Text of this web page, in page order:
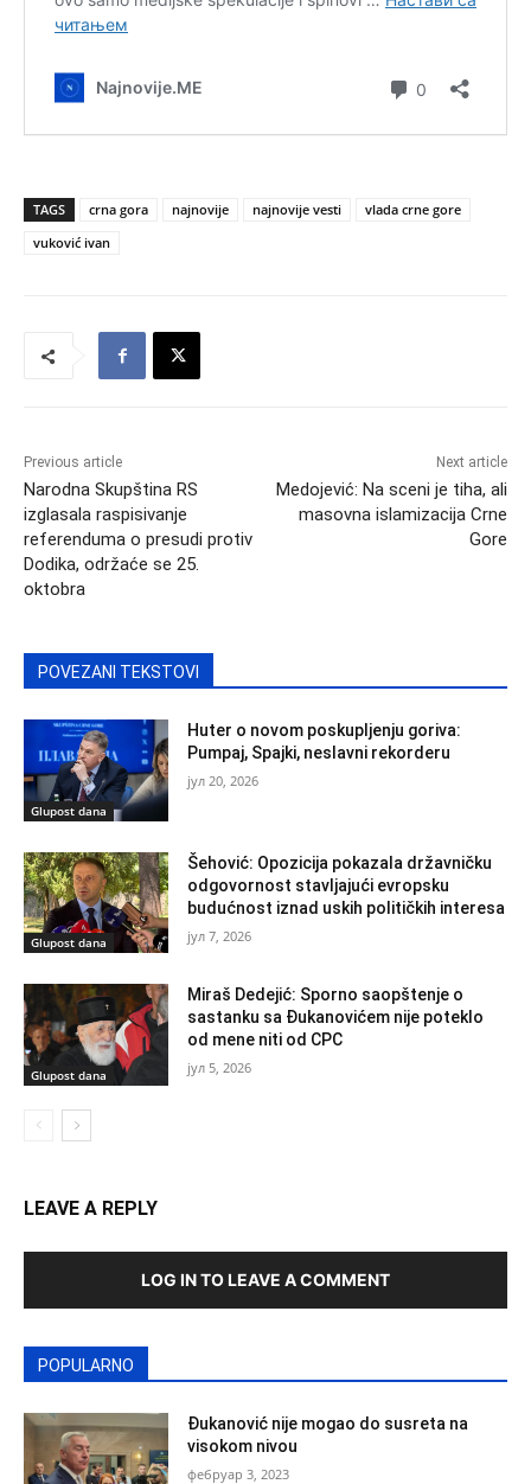
TAGS crna gora najnovije najnovije vesti
vlada crne gore
vuković ivan
Previous article
Narodna Skupština RS
izglasala raspisivanje
referenduma o presudi protiv
Dodika, održaće se 25.
oktobra
Next article
Medojević: Na sceni je tiha, ali
masovna islamizacija Crne
Gore
POVEZANI TEKSTOVI
Glupost dana
Huter o novom poskupljenju goriva:
Pumpaj, Spajki, neslavni rekorderu
јул 20, 2026
Glupost dana
Šehović: Opozicija pokazala državničku
odgovornost stavljajući evropsku
budućnost iznad uskih političkih interesa
јул 7, 2026
Glupost dana
Miraš Dedejić: Sporno saopštenje o
sastanku sa Đukanovićem nije poteklo
od mene niti od CPC
јул 5, 2026
LEAVE A REPLY
LOG IN TO LEAVE A COMMENT
POPULARNO
Đukanović nije mogao do susreta na
visokom nivou
фебруар 3, 2023